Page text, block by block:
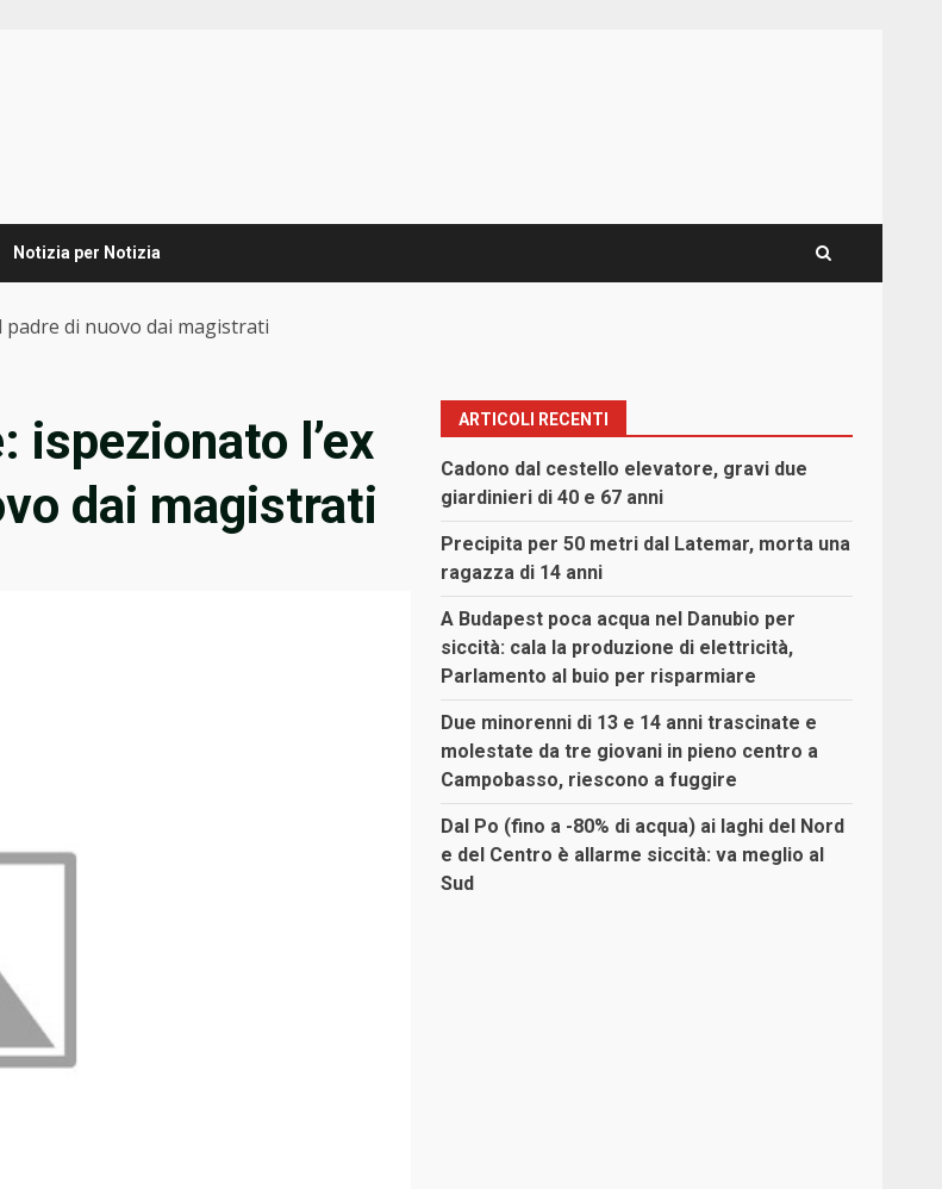
Notizia per Notizia
padre di nuovo dai magistrati
ispezionato l’ex
dai magistrati
ARTICOLI RECENTI
Cadono dal cestello elevatore, gravi due
giardinieri di 40 e 67 anni
Precipita per 50 metri dal Latemar, morta una
ragazza di 14 anni
A Budapest poca acqua nel Danubio per
siccità: cala la produzione di elettricità,
Parlamento al buio per risparmiare
Due minorenni di 13 e 14 anni trascinate e
molestate da tre giovani in pieno centro a
Campobasso, riescono a fuggire
Dal Po (fino a -80% di acqua) ai laghi del Nord
e del Centro è allarme siccità: va meglio al
Sud